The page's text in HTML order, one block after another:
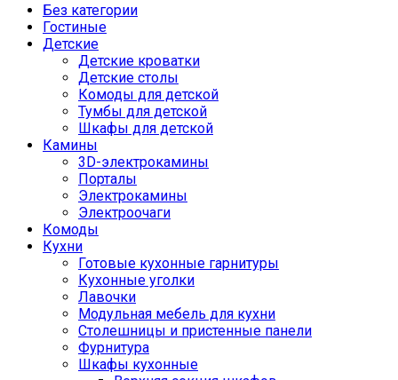
Без категории
Гостиные
Детские
Детские кроватки
Детские столы
Комоды для детской
Тумбы для детской
Шкафы для детской
Камины
3D-электрокамины
Порталы
Электрокамины
Электроочаги
Комоды
Кухни
Готовые кухонные гарнитуры
Кухонные уголки
Лавочки
Модульная мебель для кухни
Столешницы и пристенные панели
Фурнитура
Шкафы кухонные